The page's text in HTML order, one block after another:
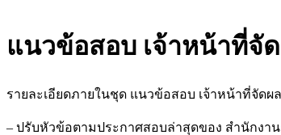
แนวข้อสอบ เจ้าหน้าที่จั
รายละเอียดภายในชุด แนวข้อสอบ เจ้าหน้าที่จัด
– ปรับหัวข้อตามประกาศสอบล่าสุดของ สำนักงา